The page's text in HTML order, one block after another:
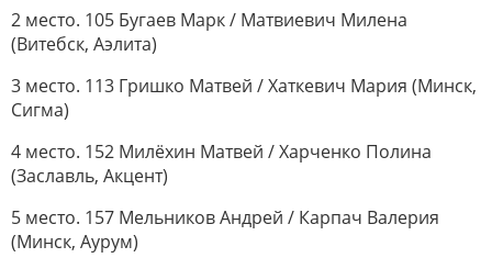
2 место. 105 Бугаев Марк / Матвиевич Милена
(Витебск, Аэлита)
3 место. 113 Гришко Матвей / Хаткевич Мария (Минск,
Сигма)
4 место. 152 Милёхин Матвей / Харченко Полина
(Заславль, Акцент)
5 место. 157 Мельников Андрей / Карпач Валерия
(Минск, Аурум)